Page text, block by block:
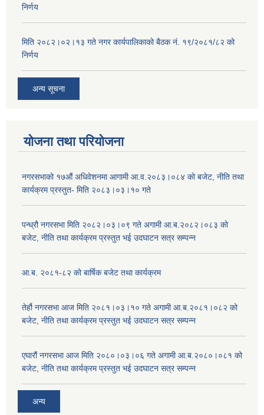
निर्णय
मिति २०८२।०२।१३ गते नगर कार्यपालिकाको बैठक नं. १९/२०८१/८२ को
निर्णय
अन्य सूचना
योजना तथा परियोजना
नगरसभाको १७औं अधिवेशनमा आगामी आ.व.२०८३।०८४ को बजेट, नीति तथा
कार्यक्रम प्रस्तुत- मिति २०८३।०३।१० गते
पन्ध्रौ नगरसभा मिति २०८२।०३।०९ गते अगामी आ.ब.२०८२।०८३ को
बजेट, नीति तथा कार्यक्रम प्रस्तुत भई उदघाटन सत्र सम्पन्न
आ.ब. २०८१-८२ को बार्षिक बजेट तथा कार्यक्रम
तेर्हौ नगरसभा आज मिति २०८१।०३।१० गते अगामी आ.ब.२०८१।०८२ को
बजेट, नीति तथा कार्यक्रम प्रस्तुत भई उदघाटन सत्र सम्पन्न
एघारौं नगरसभा आज मिति २०८०।०३।०६ गते अगामी आ.ब.२०८०।०८१ को
बजेट, नीति तथा कार्यक्रम प्रस्तुत भई उदघाटन सत्र सम्पन्न
अन्य